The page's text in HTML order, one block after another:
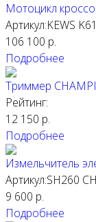
Мотоцикл
Артикул:KEWS
106 100 р.
Подробнее
Триммер
Рейтинг:
12 150 р.
Подробнее
Измельчитель
Артикул:SH260
9 600 р.
Подробнее